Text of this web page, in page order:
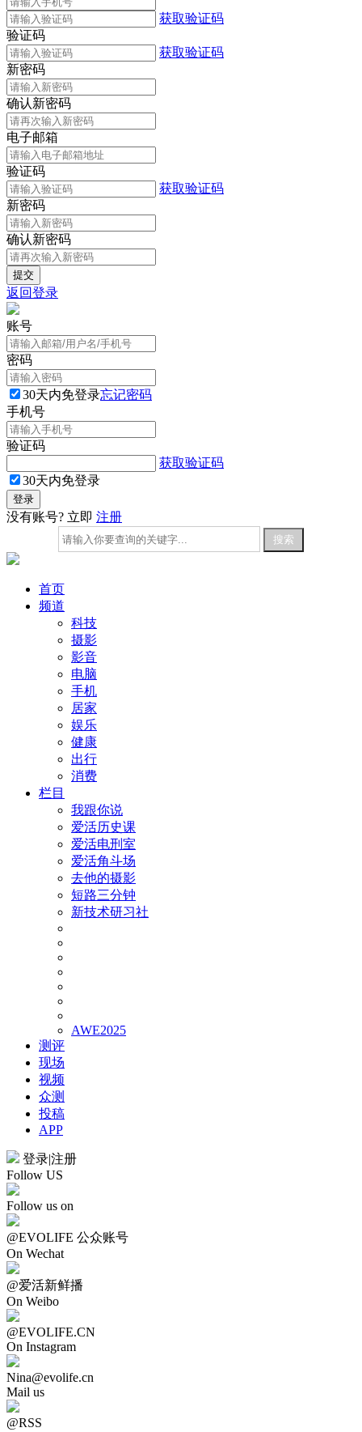
获取验证码
验证码
获取验证码
新密码
确认新密码
电子邮箱
验证码
获取验证码
新密码
确认新密码
返回登录
账号
密码
30天内免登录忘记密码
手机号
验证码
获取验证码
30天内免登录
没有账号? 立即 注册
首页
频道
科技
摄影
影音
电脑
手机
居家
娱乐
健康
出行
消费
栏目
我跟你说
爱活历史课
爱活电刑室
爱活角斗场
去他的摄影
短路三分钟
新技术研习社
AWE2025
测评
现场
视频
众测
投稿
APP
登录|注册
Follow US
Follow us on
@EVOLIFE 公众账号
On Wechat
@爱活新鲜播
On Weibo
@EVOLIFE.CN
On Instagram
Nina@evolife.cn
Mail us
@RSS